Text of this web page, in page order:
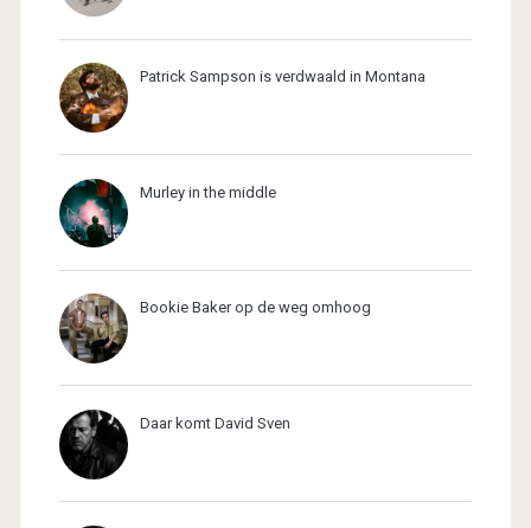
Patrick Sampson is verdwaald in Montana
Murley in the middle
Bookie Baker op de weg omhoog
Daar komt David Sven